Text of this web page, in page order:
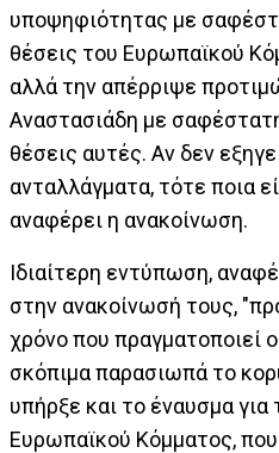
υποψηφιότητας με
θέσεις του Ευρωπαϊκού
αλλά την απέρριψε
Αναστασιάδη με
θέσεις αυτές. Αν δεν
ανταλλάγματα, τότε ποια
αναφέρει η ανακοίνωση.
Ιδιαίτερη εντύπωση,
στην ανακοίνωσή τους,
χρόνο που πραγματοποιεί
σκόπιμα παρασιωπά το
υπήρξε και το έναυσμα για
Ευρωπαϊκού Κόμματος,